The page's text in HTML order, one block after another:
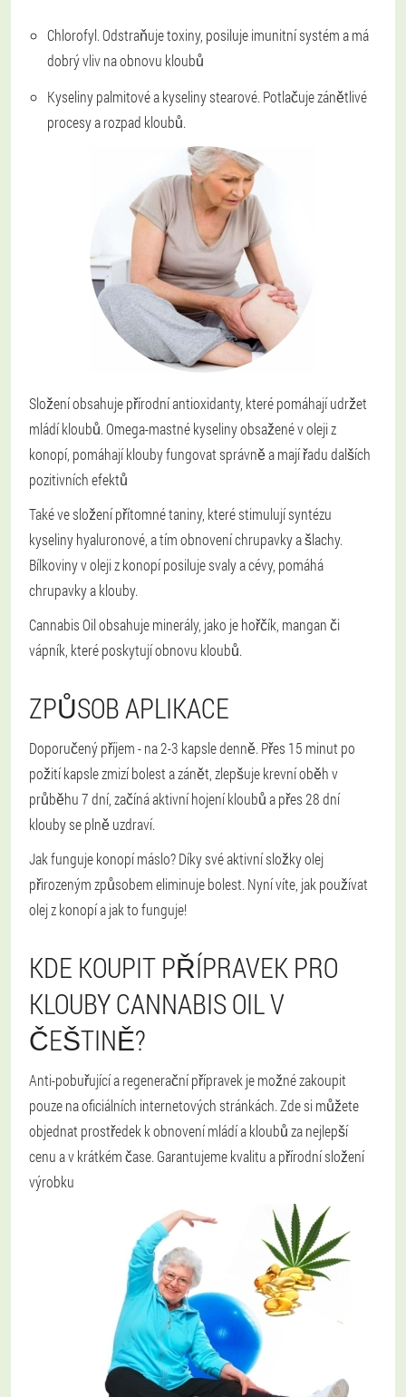
Chlorofyl. Odstraňuje toxiny, posiluje imunitní systém a má
dobrý vliv na obnovu kloubů
Kyseliny palmitové a kyseliny stearové. Potlačuje zánětlivé
procesy a rozpad kloubů.
Složení obsahuje přírodní antioxidanty, které pomáhají udržet
mládí kloubů. Omega-mastné kyseliny obsažené v oleji z
konopí, pomáhají klouby fungovat správně a mají řadu dalších
pozitivních efektů
Také ve složení přítomné taniny, které stimulují syntézu
kyseliny hyaluronové, a tím obnovení chrupavky a šlachy.
Bílkoviny v oleji z konopí posiluje svaly a cévy, pomáhá
chrupavky a klouby.
Cannabis Oil obsahuje minerály, jako je hořčík, mangan či
vápník, které poskytují obnovu kloubů.
ZPŮSOB APLIKACE
Doporučený příjem - na 2-3 kapsle denně. Přes 15 minut po
požití kapsle zmizí bolest a zánět, zlepšuje krevní oběh v
průběhu 7 dní, začíná aktivní hojení kloubů a přes 28 dní
klouby se plně uzdraví.
Jak funguje konopí máslo? Díky své aktivní složky olej
přirozeným způsobem eliminuje bolest. Nyní víte, jak používat
olej z konopí a jak to funguje!
KDE KOUPIT PŘÍPRAVEK PRO
KLOUBY CANNABIS OIL V
ČEŠTINĚ?
Anti-pobuřující a regenerační přípravek je možné zakoupit
pouze na oficiálních internetových stránkách. Zde si můžete
objednat prostředek k obnovení mládí a kloubů za nejlepší
cenu a v krátkém čase. Garantujeme kvalitu a přírodní složení
výrobku